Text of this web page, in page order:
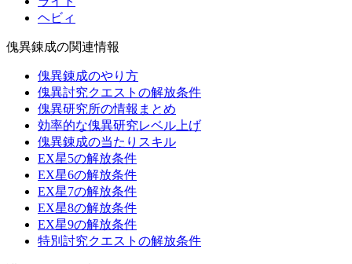
ヘビィ
傀異錬成の関連情報
傀異錬成のやり方
傀異討究クエストの解放条件
傀異研究所の情報まとめ
効率的な傀異研究レベル上げ
傀異錬成の当たりスキル
EX星5の解放条件
EX星6の解放条件
EX星7の解放条件
EX星8の解放条件
EX星9の解放条件
特別討究クエストの解放条件